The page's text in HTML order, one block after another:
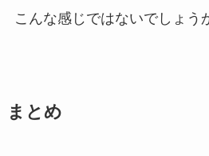
こんな感じではないでしょう
まとめ